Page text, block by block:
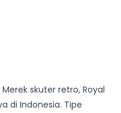
Merek skuter retro, Royal
di Indonesia. Tipe